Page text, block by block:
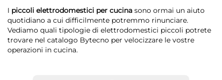
I piccoli elettrodomestici per cucina sono ormai un aiuto
quotidiano a cui difficilmente potremmo rinunciare.
Vediamo quali tipologie di elettrodomestici piccoli potrete
trovare nel catalogo Bytecno per velocizzare le vostre
operazioni in cucina.